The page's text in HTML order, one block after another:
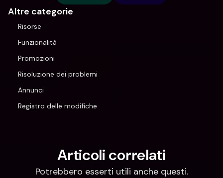
Altre categorie
Risorse
Funzionalità
Promozioni
Risoluzione dei problemi
Annunci
Registro delle modifiche
Articoli correlati
Potrebbero esserti utili anche questi.